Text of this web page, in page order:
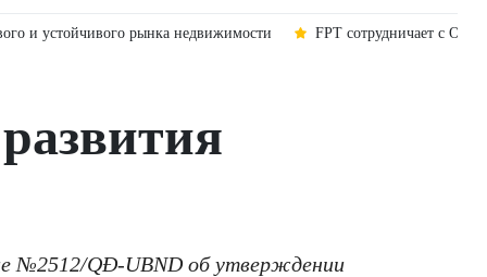
и устойчивого рынка недвижимости FPT сотрудничает с
№2512/QĐ-UBND об утверждении